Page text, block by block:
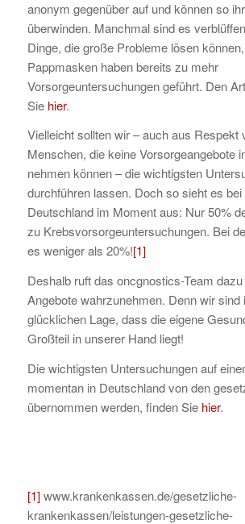
anonym gegenüber auf und können so
überwinden. Manchmal sind es
Dinge, die große Probleme lösen
Pappmasken haben bereits zu mehr
Vorsorgeuntersuchungen geführt. Den
Sie hier.
Vielleicht sollten wir – auch aus Respekt
Menschen, die keine Vorsorgeangebote
nehmen können – die wichtigsten
durchführen lassen. Doch so sieht es bei
Deutschland im Moment aus: Nur 50%
zu Krebsvorsorgeuntersuchungen. Bei
es weniger als 20%![1]
Deshalb ruft das oncgnostics-Team
Angebote wahrzunehmen. Denn wir sind
glücklichen Lage, dass die eigene
Großteil in unserer Hand liegt!
Die wichtigsten Untersuchungen auf
momentan in Deutschland von den
übernommen werden, finden Sie hier.
[1]www.krankenkassen.de/gesetzliche-
krankenkassen/leistungen-gesetzliche-